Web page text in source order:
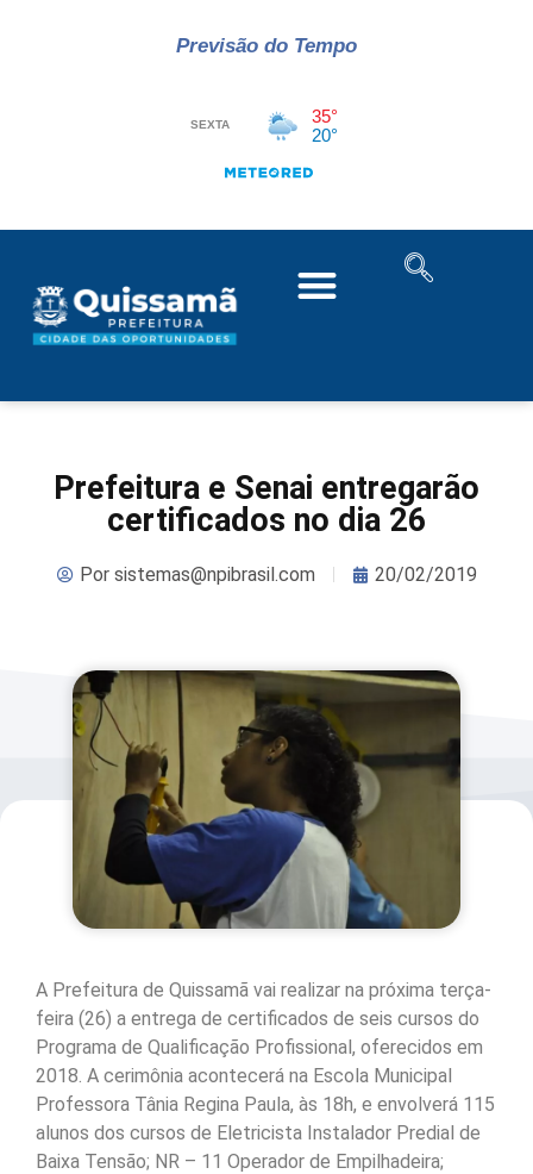
Previsão do Tempo
Prefeitura e Senai entregarão
certificados no dia 26
Porsistemas@npibrasil.com 20/02/2019
A Prefeitura de Quissamã vai realizar na próxima terça-
feira (26) a entrega de certificados de seis cursos do
Programa de Qualificação Profissional, oferecidos em
2018. A cerimônia acontecerá na Escola Municipal
Professora Tânia Regina Paula, às 18h, e envolverá 115
alunos dos cursos de Eletricista Instalador Predial de
Baixa Tensão; NR – 11 Operador de Empilhadeira;